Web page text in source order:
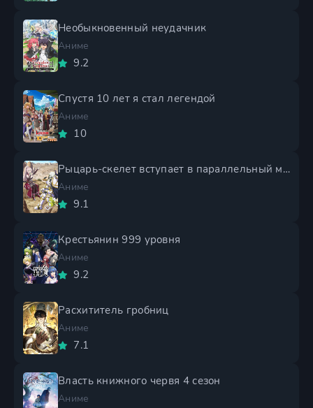
Необыкновенный неудачник
Аниме
9.2
Спустя 10 лет я стал легендой
Аниме
10
Рыцарь-скелет вступает в параллельный мир 2 сезон
Аниме
9.1
Крестьянин 999 уровня
Аниме
9.2
Расхититель гробниц
Аниме
7.1
Власть книжного червя 4 сезон
Аниме